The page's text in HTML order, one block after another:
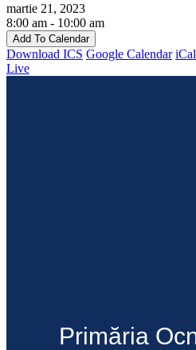
martie 21, 2023
8:00 am - 10:00 am
Add To Calendar
Download ICS Google Calendar
Live
Primăria